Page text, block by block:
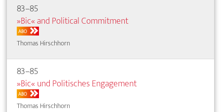
83–85
»Bic« and Political Commitment
ABO
Thomas Hirschhorn
83–85
»Bic« und Politisches Engagement
ABO
Thomas Hirschhorn